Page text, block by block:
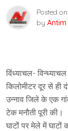
Posted on
by Antim
विंध्याचल-
किलोमीटर दूर से
उन्नाव जिले के एक
टेक मनौती पूरी की।
घाटों पर मेले में